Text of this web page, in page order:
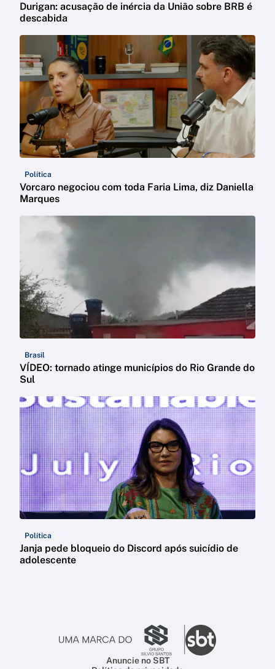
Durigan: acusação de inércia da União sobre BRB é
descabida
Política
Vorcaro negociou com toda Faria Lima, diz Daniella
Marques
Brasil
VÍDEO: tornado atinge municípios do Rio Grande do
Sul
Política
Janja pede bloqueio do Discord após suicídio de
adolescente
Anuncie no SBT